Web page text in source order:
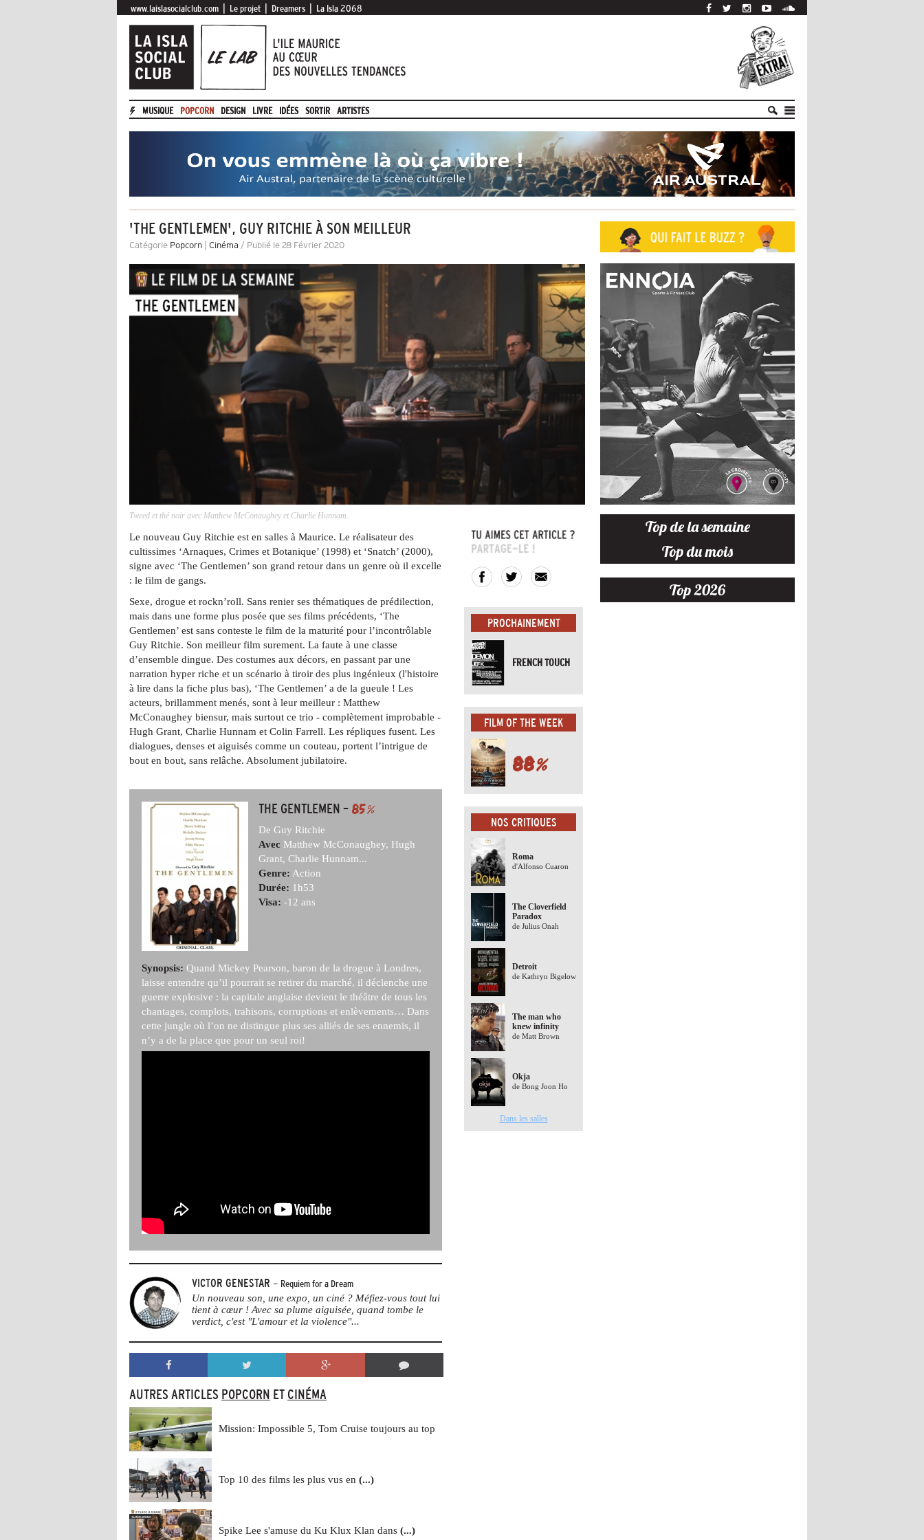
www.laislasocialclub.com Le projet Dreamers La Isla 2068
MUSIQUE POPCORN DESIGN LIVRE IDÉES SORTIR ARTISTES
'THE GENTLEMEN', GUY RITCHIE À SON MEILLEUR
Catégorie Popcorn Cinéma / Publié le 28 Février 2020
Tweed et thé noir avec Matthew McConaughey et Charlie Hunnam.
Le nouveau Guy Ritchie est en salles à Maurice. Le réalisateur des
cultissimes ‘Arnaques, Crimes et Botanique’ (1998) et ‘Snatch’ (2000),
signe avec ‘The Gentlemen’ son grand retour dans un genre où il excelle
: le film de gangs.
Sexe, drogue et rockn’roll. Sans renier ses thématiques de prédilection,
mais dans une forme plus posée que ses films précédents, ‘The
Gentlemen’ est sans conteste le film de la maturité pour l’incontrôlable
Guy Ritchie. Son meilleur film surement. La faute à une classe
d’ensemble dingue. Des costumes aux décors, en passant par une
narration hyper riche et un scénario à tiroir des plus ingénieux (l'histoire
à lire dans la fiche plus bas), ‘The Gentlemen’ a de la gueule ! Les
acteurs, brillamment menés, sont à leur meilleur : Matthew
McConaughey biensur, mais surtout ce trio - complètement improbable -
Hugh Grant, Charlie Hunnam et Colin Farrell. Les répliques fusent. Les
dialogues, denses et aiguisés comme un couteau, portent l’intrigue de
bout en bout, sans relâche. Absolument jubilatoire.
THE GENTLEMEN – 85%
De Guy Ritchie
Avec Matthew McConaughey, Hugh
Grant, Charlie Hunnam...
Genre: Action
Durée: 1h53
Visa: -12 ans
Synopsis: Quand Mickey Pearson, baron de la drogue à Londres,
laisse entendre qu’il pourrait se retirer du marché, il déclenche une
guerre explosive : la capitale anglaise devient le théâtre de tous les
chantages, complots, trahisons, corruptions et enlèvements… Dans
cette jungle où l’on ne distingue plus ses alliés de ses ennemis, il
n’y a de la place que pour un seul roi!
VICTOR GENESTAR - Requiem for a Dream
Un nouveau son, une expo, un ciné ? Méfiez-vous tout lui
tient à cœur ! Avec sa plume aiguisée, quand tombe le
verdict, c'est "L'amour et la violence"...
AUTRES ARTICLES POPCORN ET CINÉMA
Mission: Impossible 5, Tom Cruise toujours au top
Top 10 des films les plus vus en (...)
Spike Lee s'amuse du Ku Klux Klan dans (...)
PROCHAINEMENT
FRENCH TOUCH
FILM OF THE WEEK
88%
NOS CRITIQUES
Roma
d'Alfonso Cuaron
The Cloverfield
Paradox
de Julius Onah
Detroit
de Kathryn Bigelow
The man who
knew infinity
de Matt Brown
Okja
de Bong Joon Ho
Dans les salles
Top de la semaine
Top du mois
Top 2026